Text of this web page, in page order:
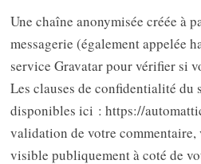
Une chaîne anonymisée créée à
messagerie (également appelée
service Gravatar pour vérifier si
Les clauses de confidentialité du
disponibles ici : https://
validation de votre
visible publiquement à coté de